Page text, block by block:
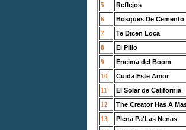
5
Reflejos
6
Bosques De Cemento
7
Te Dicen Loca
8
El Pillo
9
Encima del Boom
10
Cuida Este Amor
11
El Solar de California
12
The Creator Has A
13
Plena Pa'Las Nenas